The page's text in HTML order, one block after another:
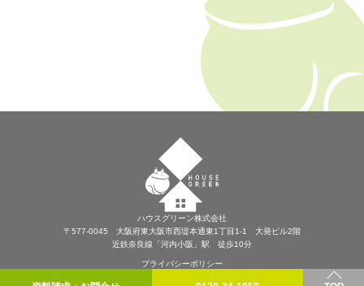
ハウスグリーン株式会社
〒577-0045 大阪府東大阪市西堤本通東1丁目1-1 大発ビル2階
近鉄奈良線「河内小阪」駅 徒歩10分
プライバシーポリシー